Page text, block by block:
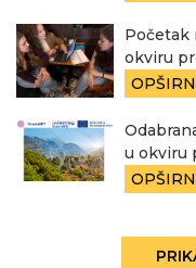
Početak
okviru
u okviru